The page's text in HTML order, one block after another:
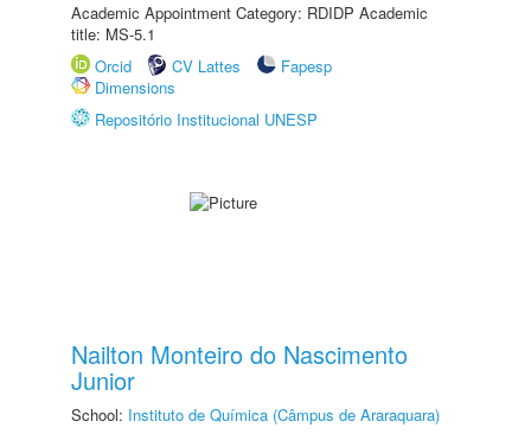
Academic Appointment Category: RDIDP Academic
title: MS-5.1
Orcid
CV Lattes
Fapesp
Dimensions
Repositório Institucional UNESP
Nailton Monteiro do Nascimento
Junior
School: Instituto de Química (Câmpus de Araraquara)